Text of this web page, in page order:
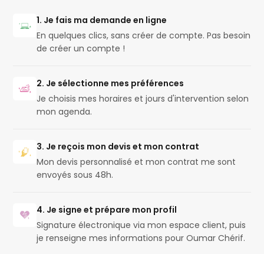
1. Je fais ma demande en ligne
En quelques clics, sans créer de compte. Pas besoin
de créer un compte !
2. Je sélectionne mes préférences
Je choisis mes horaires et jours d'intervention selon
mon agenda.
3. Je reçois mon devis et mon contrat
Mon devis personnalisé et mon contrat me sont
envoyés sous 48h.
4. Je signe et prépare mon profil
Signature électronique via mon espace client, puis
je renseigne mes informations pour Oumar Chérif.